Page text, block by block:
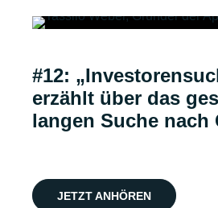
#12:
erzählt über das
langen Suche nach
JETZT ANHÖREN